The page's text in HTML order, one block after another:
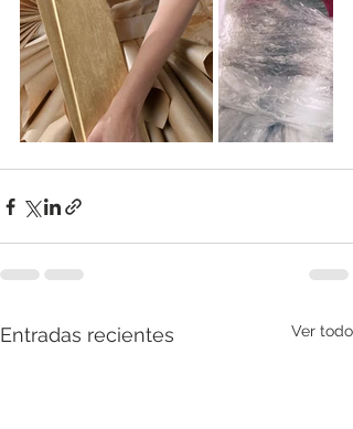
Entradas recientes Ver todo